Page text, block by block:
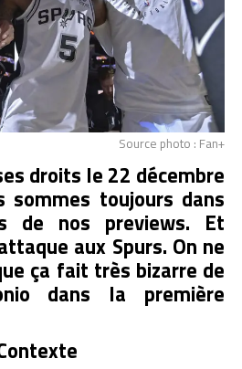
Source photo : Fan+
droits le 22 décembre
sommes toujours dans
de nos previews. Et
aux Spurs. On ne
ça fait très bizarre de
dans la première